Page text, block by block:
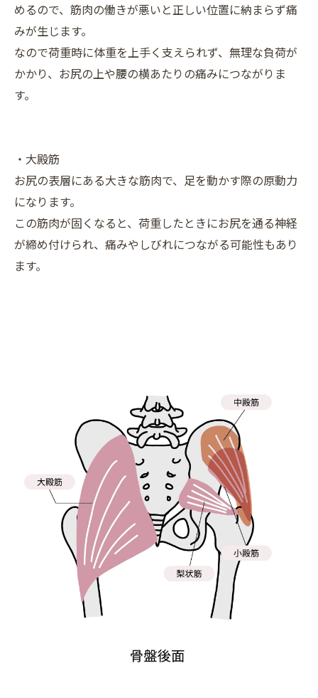
めるので、筋肉の働きが悪いと正しい位置に納まらず痛
みが生じます。
なので荷重時に体重を上手く支えられず、無理な負荷が
かかり、お尻の上や腰の横あたりの痛みにつながりま
す。
・大殿筋
お尻の表層にある大きな筋肉で、足を動かす際の原動力
になります。
この筋肉が固くなると、荷重したときにお尻を通る神経
が締め付けられ、痛みやしびれにつながる可能性もあり
ます。